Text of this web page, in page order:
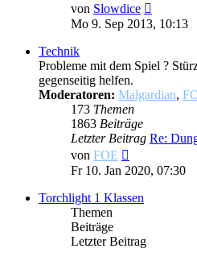
von Slowdice
Beitrag
Mo 9. Sep 2013, 10:13
Technik
Probleme mit dem Spiel ?
gegenseitig helfen.
Moderatoren: Malgardian,
173 Themen
1863 Beiträge
Letzter Beitrag Re:
von FOE
Beitrag
Fr 10. Jan 2020, 07:30
Torchlight 1 Klassen
Themen
Beiträge
Letzter Beitrag